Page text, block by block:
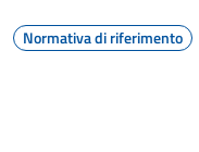
Normativa di riferimento